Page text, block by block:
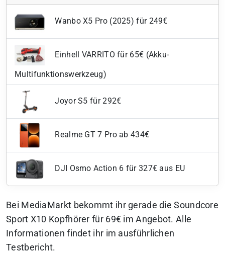
Wanbo X5 Pro (2025) für 249€
Einhell VARRITO für 65€ (Akku-
Multifunktionswerkzeug)
Joyor S5 für 292€
Realme GT 7 Pro ab 434€
DJI Osmo Action 6 für 327€ aus EU
Bei MediaMarkt bekommt ihr gerade die Soundcore
Sport X10 Kopfhörer für 69€ im Angebot. Alle
Informationen findet ihr im ausführlichen
Testbericht.